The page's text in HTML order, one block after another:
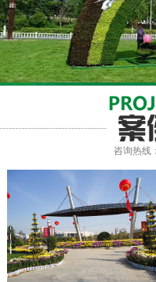
咨询热线：